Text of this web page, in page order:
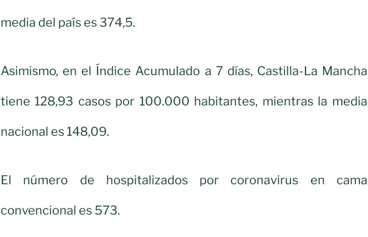
media del país es 374,5.
Asimismo, en el Índice Acumulado a 7 días, Castilla-La Mancha
tiene 128,93 casos por 100.000 habitantes, mientras la media
nacional es 148,09.
El número de hospitalizados por coronavirus en cama
convencional es 573.